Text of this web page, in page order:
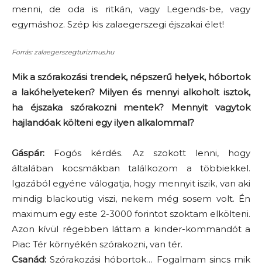
menni, de oda is ritkán, vagy Legends-be, vagy
egymáshoz. Szép kis zalaegerszegi éjszakai élet!
Forrás: zalaegerszegturizmus.hu
Mik a szórakozási trendek, népszerű helyek, hóbortok
a lakóhelyeteken? Milyen és mennyi alkoholt isztok,
ha éjszaka szórakozni mentek? Mennyit vagytok
hajlandóak költeni egy ilyen alkalommal?
Gáspár: Fogós kérdés. Az szokott lenni, hogy
általában kocsmákban találkozom a többiekkel.
Igazából egyéne válogatja, hogy mennyit iszik, van aki
mindig blackoutig viszi, nekem még sosem volt. Én
maximum egy este 2-3000 forintot szoktam elkölteni.
Azon kívül régebben láttam a kinder-kommandót a
Piac Tér környékén szórakozni, van tér.
Csanád: Szórakozási hóbortok… Fogalmam sincs mik